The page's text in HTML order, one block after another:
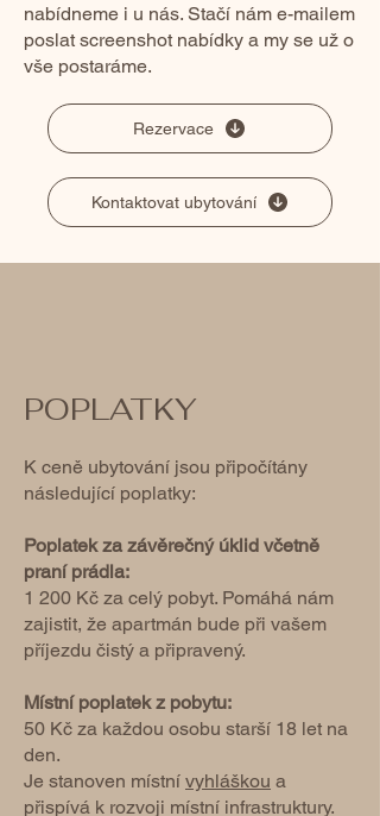
nabídneme i u nás. Stačí nám e-mailem
poslat screenshot nabídky a my se už o
vše postaráme.
Rezervace
Kontaktovat ubytování
POPLATKY
K ceně ubytování jsou připočítány
následující poplatky:
Poplatek za závěrečný úklid včetně
praní prádla:
1 200 Kč za celý pobyt. Pomáhá nám
zajistit, že apartmán bude při vašem
příjezdu čistý a připravený.​
Místní poplatek z pobytu:
50 Kč za každou osobu starší 18 let na
den.
Je stanoven místní vyhláškou a
přispívá k rozvoji místní infrastruktury.